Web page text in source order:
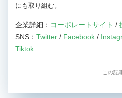
にも取り組む。
企業詳細： コーポレートサイト /
SNS： Twitter / Facebook /
Tiktok
この記